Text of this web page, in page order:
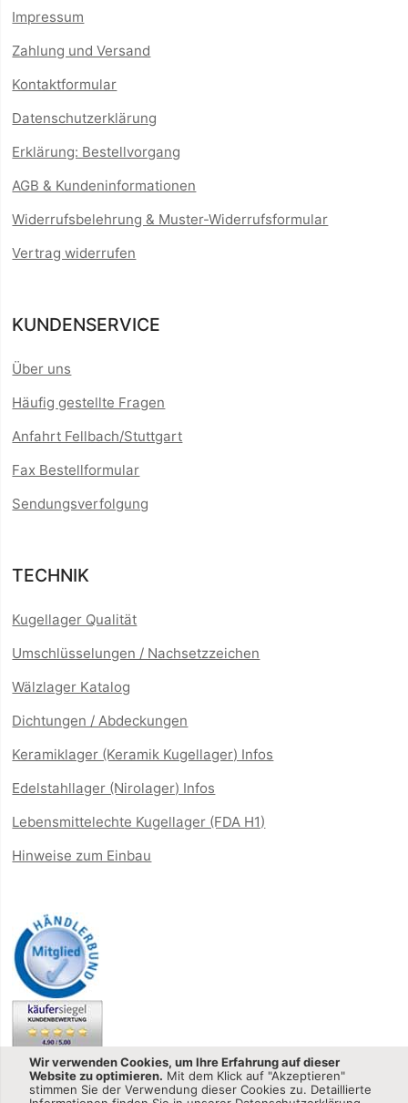
Wir verwenden Cookies, um Ihre Erfahrung auf dieser
Website zu optimieren. Mit dem Klick auf "Akzeptieren"
stimmen Sie der Verwendung dieser Cookies zu. Detaillierte
Impressum
Zahlung und Versand
Kontaktformular
Datenschutzerklärung
Erklärung: Bestellvorgang
AGB & Kundeninformationen
Widerrufsbelehrung & Muster-Widerrufsformular
Vertrag widerrufen
KUNDENSERVICE
Über uns
Häufig gestellte Fragen
Anfahrt Fellbach/Stuttgart
Fax Bestellformular
Sendungsverfolgung
TECHNIK
Kugellager Qualität
Umschlüsselungen / Nachsetzzeichen
Wälzlager Katalog
Dichtungen / Abdeckungen
Keramiklager (Keramik Kugellager) Infos
Edelstahllager (Nirolager) Infos
Lebensmittelechte Kugellager (FDA H1)
Hinweise zum Einbau